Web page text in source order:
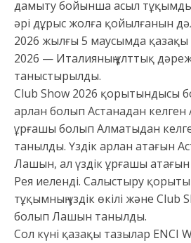
дамыту бойынша асыл
әрі дұрыс жолға қойылғанын
2026 жылғы 5 маусымда қазақы
2026 — Италияның ұлттық
таныстырылды.
Club Show 2026 қорытындысы
арлан болып Астанадан келген
ұрғашы болып Алматыдан
танылды. Үздік арлан атағын
Лашын, ал үздік ұрғашы
Рея иеленді. Салыстыру
тұқымның үздік өкілі және Club
болып Лашын танылды.
Сол күні қазақы тазылар ENCI